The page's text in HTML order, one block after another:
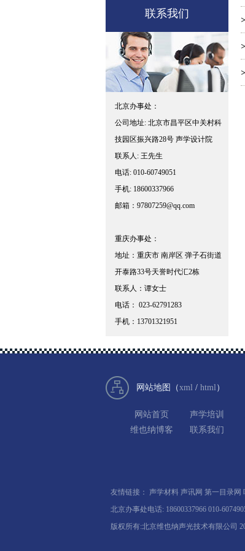
联系我们
北京办事处：
公司地址: 北京市昌平区中关村科
技园区振兴路28号 声学设计院
联系人: 王先生
电话: 010-60749051
手机: 18600337966
邮箱：97807259@qq.com
重庆办事处：
地址：重庆市 南岸区 弹子石街道
开泰路33号天誉时代汇2栋
联系人：谭女士
电话： 023-62791283
手机：13701321951
网站地图（xml / html）
网站首页 声学培训
维也纳博客
联系我们
友情链接： 声学材料 声讯网 第一目录网
北京办事处电话: 18600337966 010-
版权所有:北京维也纳声光技术有限公司